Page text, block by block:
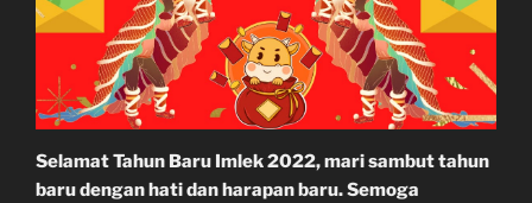
Selamat Tahun Baru Imlek 2022, mari sambut tahun
baru dengan hati dan harapan baru. Semoga